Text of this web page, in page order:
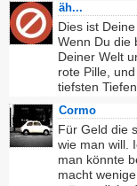
äh...
Dies ist
Wenn Du die
Deiner Welt
rote Pille,
tiefsten
Cormo
Für Geld die
wie man will.
man könnte
macht